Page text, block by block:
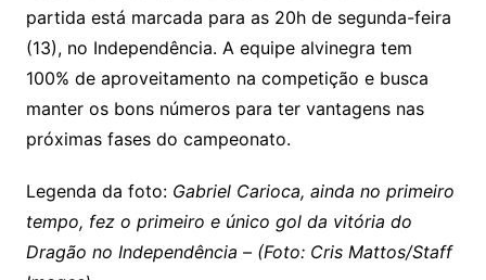
partida está marcada para as 20h de segunda-feira
(13), no Independência. A equipe alvinegra tem
100% de aproveitamento na competição e busca
manter os bons números para ter vantagens nas
próximas fases do campeonato.
Legenda da foto: Gabriel Carioca, ainda no primeiro
tempo, fez o primeiro e único gol da vitória do
Dragão no Independência – (Foto: Cris Mattos/Staff